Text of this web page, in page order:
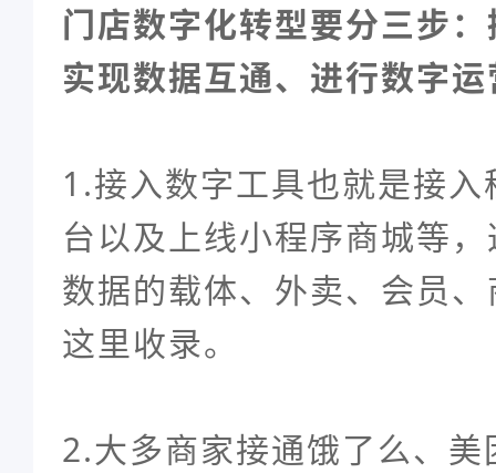
门店数字化转型要分三步
实现数据互通、进行数字
1.接入数字工具也就是接
台以及上线小程序商城等
数据的载体、外卖、会员
这里收录。
2.大多商家接通饿了么、